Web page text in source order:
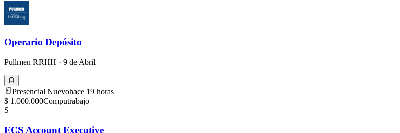
Operario Depósito
Pullmen RRHH · 9 de Abril
Presencial Nuevohace 19 horas
$ 1.000.000Computrabajo
S
ECS Account Executive